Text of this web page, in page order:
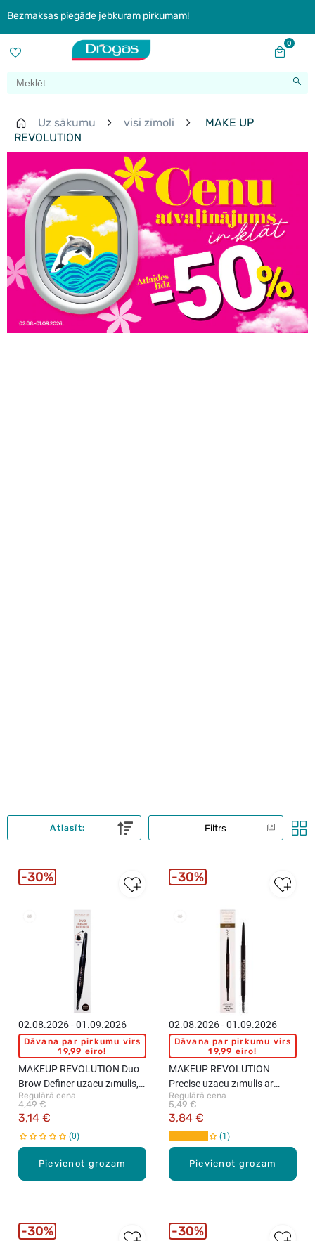
Bezmaksas piegāde jebkuram pirkumam!
0
Uz sākumu visi zīmoli
MAKE UP
REVOLUTION
Filtrs
Atlasīt:
Pievienot grozam
02.08.2026 - 01.09.2026
Dāvana par pirkumu virs
19,99 eiro!
MAKEUP REVOLUTION Duo
Brow Definer uzacu zīmulis,
0.15g
Regulārā cena
3,14 €
4,49 €
0
30%
Pievienot grozam
02.08.2026 - 01.09.2026
Dāvana par pirkumu virs
19,99 eiro!
MAKEUP REVOLUTION
Precise uzacu zīmulis ar
birstīti, Dark Brown, 0.05g
Regulārā cena
3,84 €
5,49 €
1
30%
30% 30%